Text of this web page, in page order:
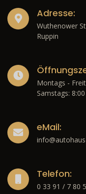
Adresse:
Wuthenower
Ruppin
Montags -
Samstags:
eMail:
Telefon:
0 33 91 / 7 80